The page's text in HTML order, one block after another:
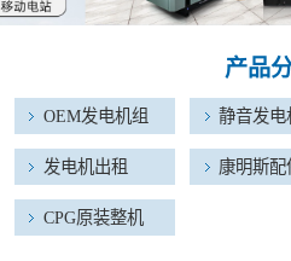
产品
OEM发电机组 静音发电
发电机出租 康明斯配
CPG原装整机
发电机出租
维护保养耗材
CPG原装整机